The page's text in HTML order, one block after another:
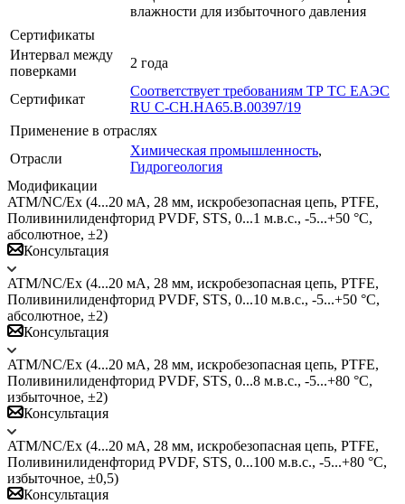
влажности для избыточного давления
Сертификаты
Интервал между
поверками
2 года
Сертификат
Соответствует требованиям ТР ТС ЕАЭС
RU C-CH.HA65.B.00397/19
Применение в отраслях
Отрасли
Химическая промышленность,
Гидрогеология
Модификации
ATM/NC/Ex (4...20 мА, 28 мм, искробезопасная цепь, PTFE,
Поливинилиденфторид PVDF, STS, 0...1 м.в.с., -5...+50 °C,
абсолютное, ±2)
Консультация
ATM/NC/Ex (4...20 мА, 28 мм, искробезопасная цепь, PTFE,
Поливинилиденфторид PVDF, STS, 0...10 м.в.с., -5...+50 °C,
абсолютное, ±2)
Консультация
ATM/NC/Ex (4...20 мА, 28 мм, искробезопасная цепь, PTFE,
Поливинилиденфторид PVDF, STS, 0...8 м.в.с., -5...+80 °C,
избыточное, ±2)
Консультация
ATM/NC/Ex (4...20 мА, 28 мм, искробезопасная цепь, PTFE,
Поливинилиденфторид PVDF, STS, 0...100 м.в.с., -5...+80 °C,
избыточное, ±0,5)
Консультация